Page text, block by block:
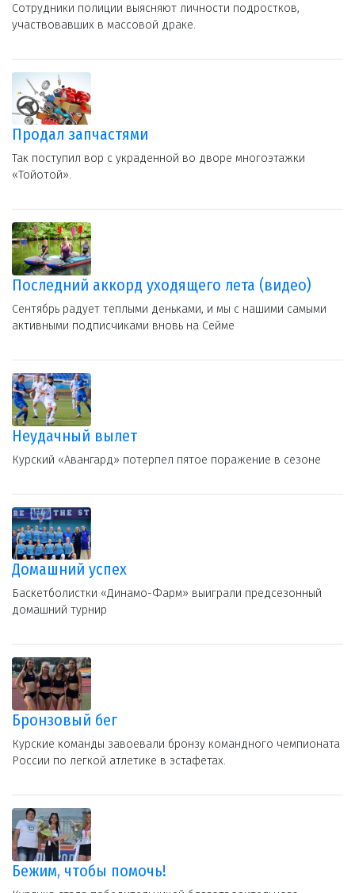
Сотрудники полиции выясняют личности подростков,
участвовавших в массовой драке.
Продал запчастями
Так поступил вор с украденной во дворе многоэтажки
«Тойотой».
Последний аккорд уходящего лета (видео)
Сентябрь радует теплыми деньками, и мы с нашими самыми
активными подписчиками вновь на Сейме
Неудачный вылет
Курский «Авангард» потерпел пятое поражение в сезоне
Домашний успех
Баскетболистки «Динамо-Фарм» выиграли предсезонный
домашний турнир
Бронзовый бег
Курские команды завоевали бронзу командного чемпионата
России по легкой атлетике в эстафетах.
Бежим, чтобы помочь!